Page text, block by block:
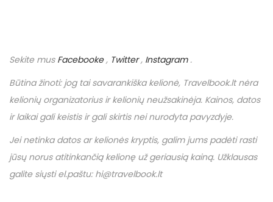
Sekite mus Facebooke, Twitter, Instagram.
Būtina žinoti: jog tai savarankiška kelionė, Travelbook.ltnėra
kelionių organizatorius ir kelionių neužsakinėja. Kainos, datos
ir laikai gali keistis ir gali skirtis nei nurodyta pavyzdyje.
Jei netinka datos ar kelionės kryptis, galim jums padėti rasti
jūsų norus atitinkančią kelionę už geriausią kainą. Užklausas
galite siųsti el.paštu: hi@travelbook.lt